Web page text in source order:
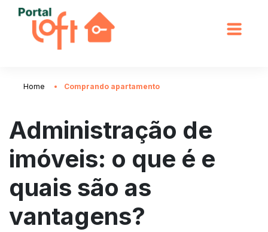
Home Comprando apartamento
Administração de
imóveis: o que é e
quais são as
vantagens?